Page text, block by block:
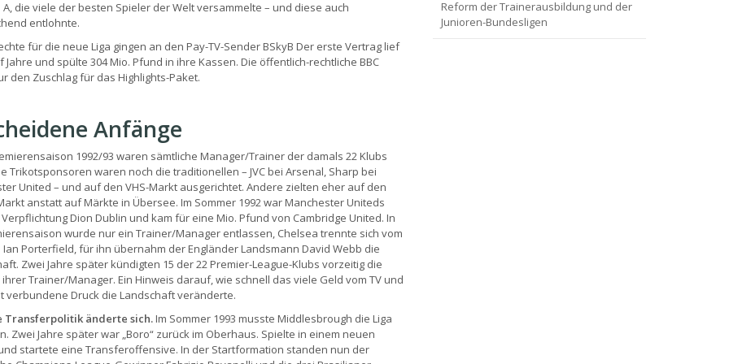
die viele der besten Spieler der Welt versammelte – und diese auch
entlohnte.
für die neue Liga gingen an den Pay-TV-Sender BSkyB Der erste Vertrag lief
und spülte 304 Mio. Pfund in ihre Kassen. Die öffentlich-rechtliche BBC
den Zuschlag für das Highlights-Paket.
Anfänge
1992/93 waren sämtliche Manager/Trainer der damals 22 Klubs
Trikotsponsoren waren noch die traditionellen – JVC bei Arsenal, Sharp bei
United – und auf den VHS-Markt ausgerichtet. Andere zielten eher auf den
anstatt auf Märkte in Übersee. Im Sommer 1992 war Manchester Uniteds
Dion Dublin und kam für eine Mio. Pfund von Cambridge United. In
wurde nur ein Trainer/Manager entlassen, Chelsea trennte sich vom
Ian Porterfield, für ihn übernahm der Engländer Landsmann David Webb die
Zwei Jahre später kündigten 15 der 22 Premier-League-Klubs vorzeitig die
Trainer/Manager. Ein Hinweis darauf, wie schnell das viele Geld vom TV und
verbundene Druck die Landschaft veränderte.
Transferpolitik änderte sich.Im Sommer 1993 musste Middlesbrough die Liga
Zwei Jahre später war „Boro“ zurück im Oberhaus. Spielte in einem neuen
startete eine Transferoffensive. In der Startformation standen nun der
Reform der Trainerausbildung und der
Junioren-Bundesligen